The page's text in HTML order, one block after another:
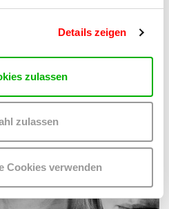
Details zeigen
zulassen
zulassen
Cookies verwenden